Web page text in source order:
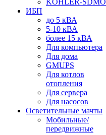
KOHLER-SDMO
ИБП
до 5 кВА
5-10 кВА
более 15 кВА
Для компьютера
Для дома
GMUPS
Для котлов
отопления
Для сервера
Для насосов
Осветительные мачты
Мобильные/
передвижные